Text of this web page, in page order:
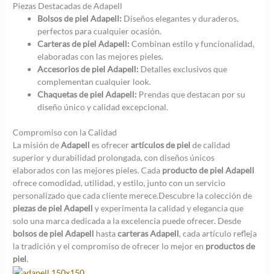
Piezas Destacadas de Adapell
Bolsos de piel Adapell: Diseños elegantes y duraderos,
perfectos para cualquier ocasión.
Carteras de piel Adapell: Combinan estilo y funcionalidad,
elaboradas con las mejores pieles.
Accesorios de piel Adapell: Detalles exclusivos que
complementan cualquier look.
Chaquetas de piel Adapell: Prendas que destacan por su
diseño único y calidad excepcional.
Compromiso con la Calidad
La misión deAdapell es ofrecerartículos de piel de calidad
superior y durabilidad prolongada, con diseños únicos
elaborados con las mejores pieles. Cada producto de piel Adapell
ofrece comodidad, utilidad, y estilo, junto con un servicio
personalizado que cada cliente merece.Descubre la colección de
piezas de piel Adapell y experimenta la calidad y elegancia que
solo una marca dedicada a la excelencia puede ofrecer. Desde
bolsos de piel Adapell hastacarteras Adapell, cada artículo refleja
la tradición y el compromiso de ofrecer lo mejor en productos de
piel.